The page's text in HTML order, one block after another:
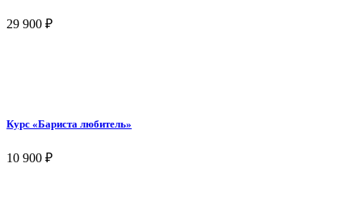
29 900 ₽
Курс «Бариста любитель»
10 900 ₽